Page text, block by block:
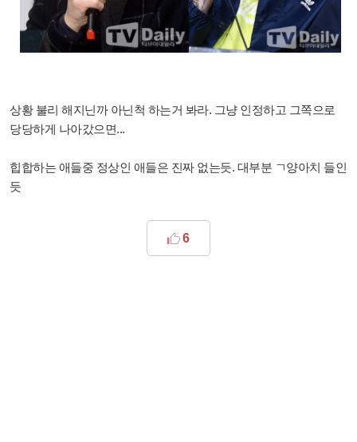
상황 불리 해지닌까 아닌척 하는거 봐라. 그냥 인정하고 그쪽으로
당당하게 나아갔으면...
힙합하는 애들중 정상인 애들은 진짜 없는듯. 대부분 ㄱ양아치 들인
듯
6